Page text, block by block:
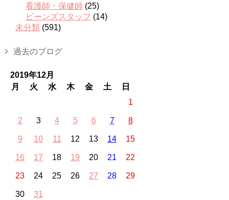
看護師・保健師 (25)
ビーンズスタッフ (14)
未分類 (591)
過去のブログ
2019年12月
月
火 水 木 金 土
日
1
2 3 4 5 6 7 8
9 10 11 12 13 14 15
16 17 18 19 20 21 22
23 24 25 26 27 28 29
30
31